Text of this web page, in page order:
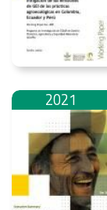
2021